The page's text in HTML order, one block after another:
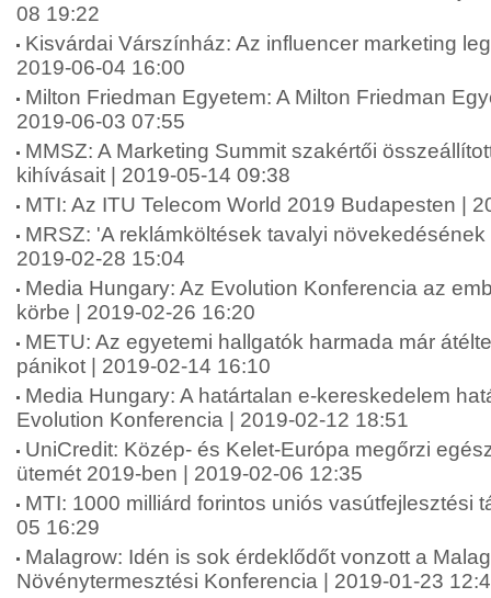
08 19:22
Kisvárdai Várszínház: Az influencer marketing
2019-06-04 16:00
Milton Friedman Egyetem: A Milton Friedman
2019-06-03 07:55
MMSZ: A Marketing Summit szakértői
kihívásait | 2019-05-14 09:38
MTI: Az ITU Telecom World 2019 Budapesten |
MRSZ: 'A reklámköltések tavalyi
2019-02-28 15:04
Media Hungary: Az Evolution Konferencia az
körbe | 2019-02-26 16:20
METU: Az egyetemi hallgatók harmada már
pánikot | 2019-02-14 16:10
Media Hungary: A határtalan e-kereskedelem
Evolution Konferencia | 2019-02-12 18:51
UniCredit: Közép- és Kelet-Európa megőrzi
ütemét 2019-ben | 2019-02-06 12:35
MTI: 1000 milliárd forintos uniós vasútfejlesztési
05 16:29
Malagrow: Idén is sok érdeklődőt vonzott a
Növénytermesztési Konferencia | 2019-01-23